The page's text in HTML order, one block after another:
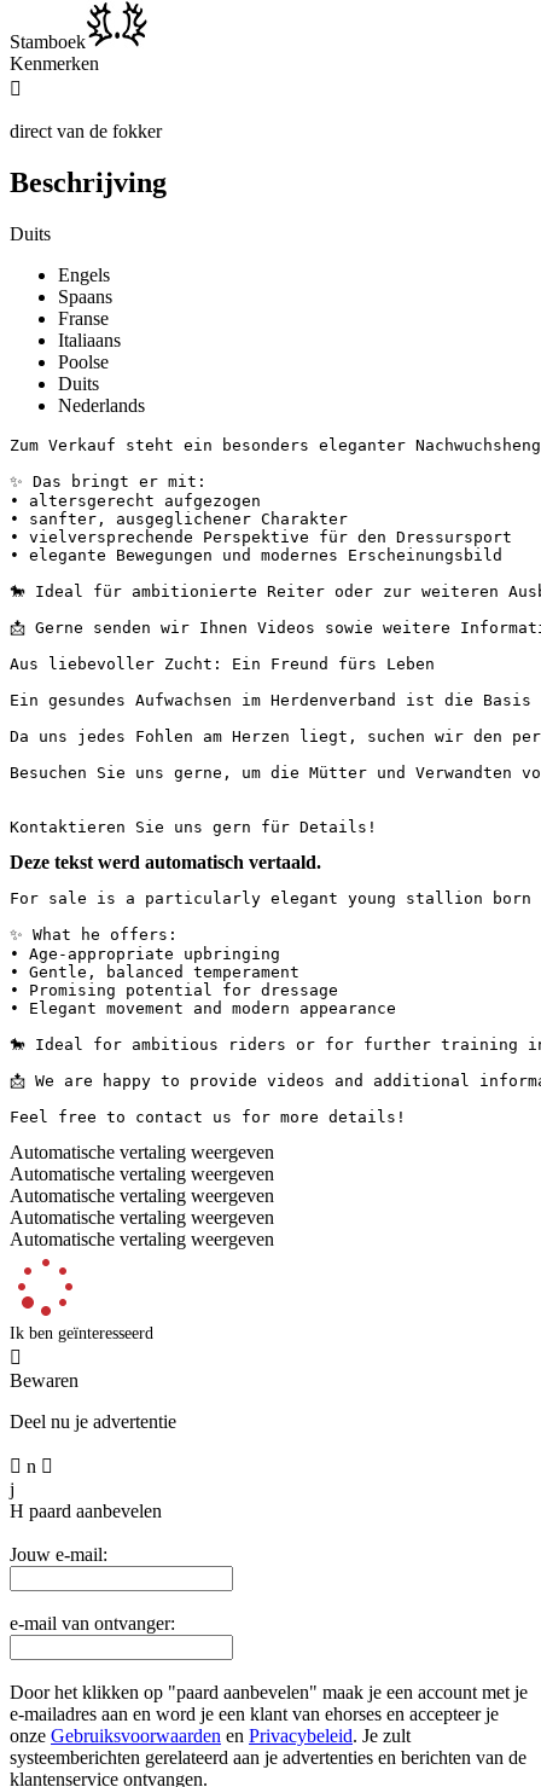
Stamboek
Kenmerken

direct van de fokker
Beschrijving
Duits
Engels
Spaans
Franse
Italiaans
Poolse
Duits
Nederlands
Zum Verkauf steht ein besonders eleganter
✨ Das bringt er mit:
• altersgerecht aufgezogen
• sanfter, ausgeglichener Charakter
• vielversprechende Perspektive für den Dressursport
• elegante Bewegungen und modernes Erscheinungsbild
🐎 Ideal für ambitionierte Reiter oder zur weiteren
📩 Gerne senden wir Ihnen Videos sowie weitere
Aus liebevoller Zucht: Ein Freund fürs Leben
Ein gesundes Aufwachsen im Herdenverband ist die
Da uns jedes Fohlen am Herzen liegt, suchen wir den
Besuchen Sie uns gerne, um die Mütter und
Kontaktieren Sie uns gern für Details!
Deze tekst werd automatisch vertaald.
For sale is a particularly elegant young stallion born in
✨ What he offers:
• Age-appropriate upbringing
• Gentle, balanced temperament
• Promising potential for dressage
• Elegant movement and modern appearance
🐎 Ideal for ambitious riders or for further training in
📩 We are happy to provide videos and additional
Feel free to contact us for more details!
Automatische vertaling weergeven
Automatische vertaling weergeven
Automatische vertaling weergeven
Automatische vertaling weergeven
Automatische vertaling weergeven
Ik ben geïnteresseerd

Bewaren
Deel nu je advertentie
 n 
j
H paard aanbevelen
Jouw e-mail:
e-mail van ontvanger:
Door het klikken op "paard aanbevelen" maak je een account met je
e-mailadres aan en word je een klant van ehorses en accepteer je
onze Gebruiksvoorwaarden en Privacybeleid. Je zult
systeemberichten gerelateerd aan je advertenties en berichten van de
klantenservice ontvangen.